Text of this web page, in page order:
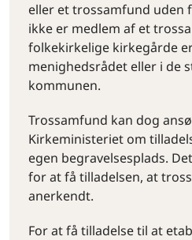
eller et trossamfund uden
ikke er medlem af et
folkekirkelige kirkegårde
menighedsrådet eller i de
kommunen.
Trossamfund kan dog
Kirkeministeriet om
egen begravelsesplads.
for at få tilladelsen, at
anerkendt.
For at få tilladelse til at